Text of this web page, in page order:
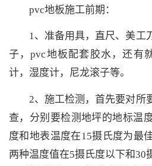
pvc地板施工前期：
1、准备用具，直尺、美工
子，pvc地板配套胶水，还有
计，湿度计，尼龙滚子等。
2、施工检测，首先要对所
查，分别要检测地坪的地标温
度和地表温度在15摄氏度为最
两种温度值在5摄氏度以下和30